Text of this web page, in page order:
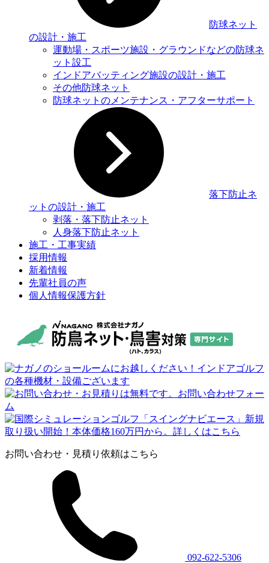
防球ネット
の設計・施工
運動場・スポーツ施設・グラウンドなどの防球ネ
ット設⼯
インドアバッティング施設の設計・施工
その他防球ネット
防球ネットのメンテナンス・アフターサポート
落下防止ネ
ットの設計・施工
剥落・落下防止ネット
人身落下防止ネット
施工・工事実績
採用情報
新着情報
先輩社員の声
個人情報保護方針
お問い合わせ・見積り依頼はこちら
092-622-5306